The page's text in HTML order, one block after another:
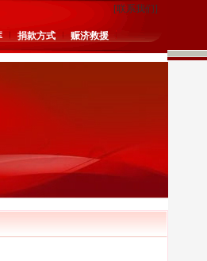
[联系我们]
捐款方式 赈济救援